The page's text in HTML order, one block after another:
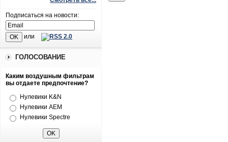
Подписаться на новости:
или
ГОЛОСОВАНИЕ
Каким воздушным фильтрам
вы отдаете предпочтение?
Нулевики K&N
Нулевики AEM
Нулевики Spectre